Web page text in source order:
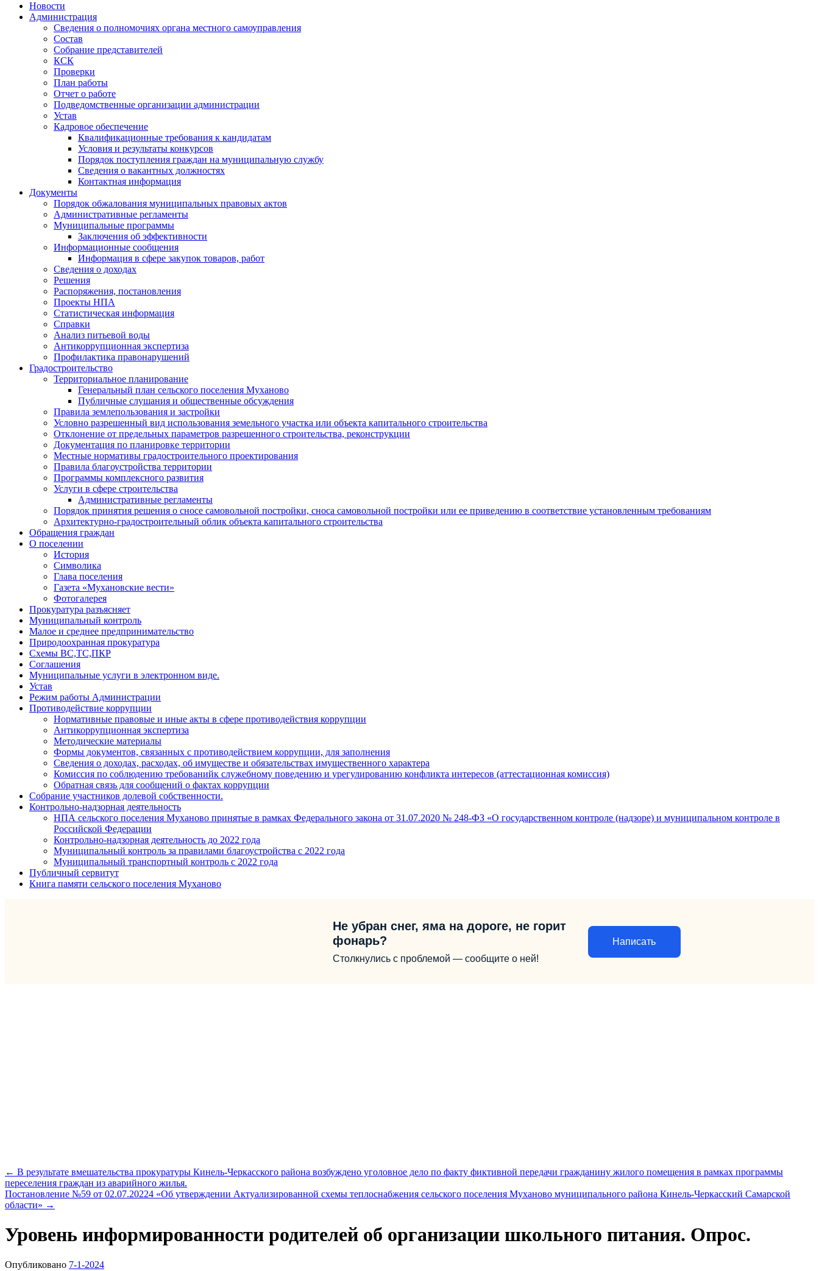
Новости
Администрация
Сведения о полномочиях органа местного самоуправления
Состав
Собрание представителей
КСК
Проверки
План работы
Отчет о работе
Подведомственные организации администрации
Устав
Кадровое обеспечение
Квалификационные требования к кандидатам
Условия и результаты конкурсов
Порядок поступления граждан на муниципальную службу
Сведения о вакантных должностях
Контактная информация
Документы
Порядок обжалования муниципальных правовых актов
Административные регламенты
Муниципальные программы
Заключения об эффективности
Информационные сообщения
Информация в сфере закупок товаров, работ
Сведения о доходах
Решения
Распоряжения, постановления
Проекты НПА
Статистическая информация
Справки
Анализ питьевой воды
Антикоррупционная экспертиза
Профилактика правонарушений
Градостроительство
Территориальное планирование
Генеральный план сельского поселения Муханово
Публичные слушания и общественные обсуждения
Правила землепользования и застройки
Условно разрешенный вид использования земельного участка или объекта капитального строительства
Отклонение от предельных параметров разрешенного строительства, реконструкции
Документация по планировке территории
Местные нормативы градостроительного проектирования
Правила благоустройства территории
Программы комплексного развития
Услуги в сфере строительства
Административные регламенты
Порядок принятия решения о сносе самовольной постройки, сноса самовольной постройки или ее приведению в соответствие установленным требованиям
Архитектурно-градостроительный облик объекта капитального строительства
Обращения граждан
О поселении
История
Символика
Глава поселения
Газета «Мухановские вести»
Фотогалерея
Прокуратура разъясняет
Муниципальный контроль
Малое и среднее предпринимательство
Природоохранная прокуратура
Схемы ВС,ТС,ПКР
Соглашения
Муниципальные услуги в электронном виде.
Устав
Режим работы Администрации
Противодействие коррупции
Нормативные правовые и иные акты в сфере противодействия коррупции
Антикоррупционная экспертиза
Методические материалы
Формы документов, связанных с противодействием коррупции, для заполнения
Сведения о доходах, расходах, об имуществе и обязательствах имущественного характера
Комиссия по соблюдению требованийк служебному поведению и урегулированию конфликта интересов (аттестационная комиссия)
Обратная связь для сообщений о фактах коррупции
Собрание участников долевой собственности.
Контрольно-надзорная деятельность
НПА сельского поселения Муханово принятые в рамках Федерального закона от 31.07.2020 № 248-ФЗ «О государственном контроле (надзоре) и муниципальном контроле в
Российской Федерации
Контрольно-надзорная деятельность до 2022 года
Муниципальный контроль за правилами благоустройства с 2022 года
Муниципальный транспортный контроль с 2022 года
Публичный сервитут
Книга памяти сельского поселения Муханово
Не убран снег, яма на дороге, не горит
фонарь?
Столкнулись с проблемой — сообщите о ней!
Написать
← В результате вмешательства прокуратуры Кинель-Черкасского района возбуждено уголовное дело по факту фиктивной передачи гражданину жилого помещения в рамках программы
переселения граждан из аварийного жилья.
Постановление №59 от 02.07.20224 «Об утверждении Актуализированной схемы теплоснабжения сельского поселения Муханово муниципального района Кинель-Черкасский Самарской
области» →
Уровень информированности родителей об организации школьного питания. Опрос.
Опубликовано 7-1-2024